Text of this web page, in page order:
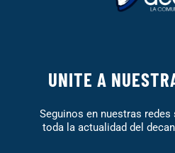
UNITE A
Seguinos en nuestras
toda la actualidad del